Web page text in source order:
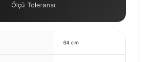
Ölçü Toleransı
64 cm